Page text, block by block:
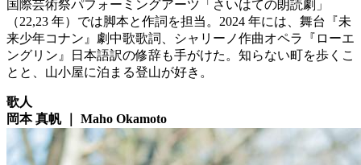
国際芸術祭パフォーミングアーツ「さいはての朗読劇」
（22,23 年）では脚本と作詞を担当。2024 年には、舞台『未
来少年コナン』劇中歌歌詞、シャリーノ作曲オペラ『ローエ
ングリン』日本語訳の修辞も手がけた。知らない町を歩くこ
とと、山小屋に泊まる登山が好き。
歌人
岡本 真帆 ｜ Maho Okamoto